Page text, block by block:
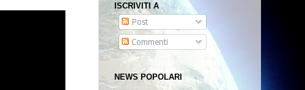
ISCRIVITI A
Post
Commenti
NEWS POPOLARI